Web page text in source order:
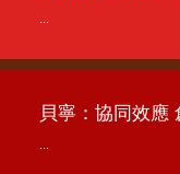
...
貝寧：協同效應
...